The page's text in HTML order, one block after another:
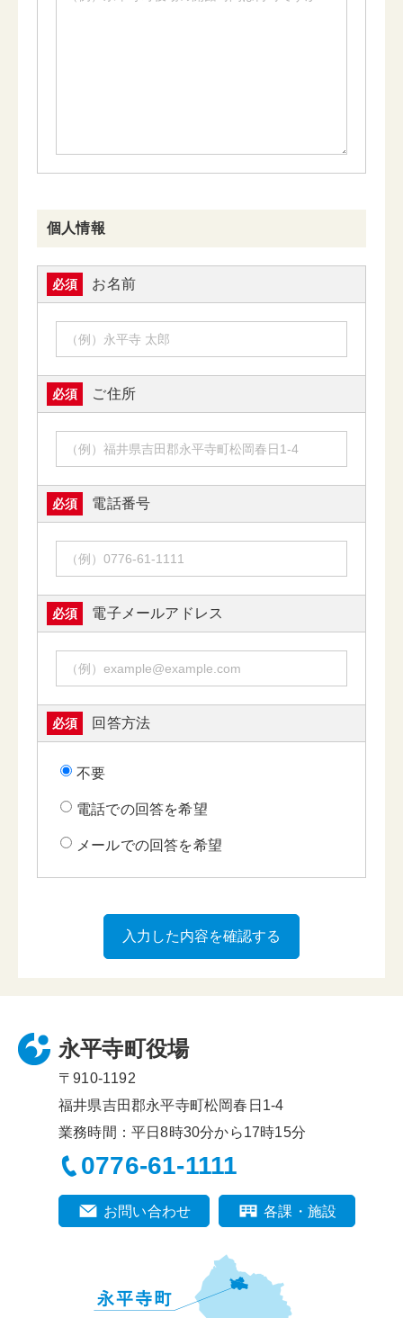
個人情報
必須 お名前
必須 ご住所
必須 電話番号
必須 電子メールアドレス
必須 回答方法
不要
電話での回答を希望
メールでの回答を希望
永平寺町役場
〒910-1192
福井県吉田郡永平寺町松岡春日1-4
業務時間：平日8時30分から17時15分
0776-61-1111
お問い合わせ 各課・施設